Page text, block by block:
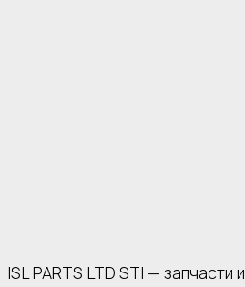
ISL PARTS LTD STI — запчасти и